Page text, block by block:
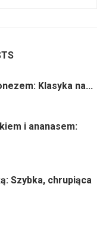
Klasyka na...
i ananasem:
Szybka, chrupiąca